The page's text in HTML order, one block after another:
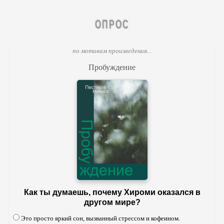
ОПРОС
по мотивам произведения...
Пробуждение
Как ты думаешь, почему Хироми оказался в
другом мире?
Это просто яркий сон, вызванный стрессом и кофеином.